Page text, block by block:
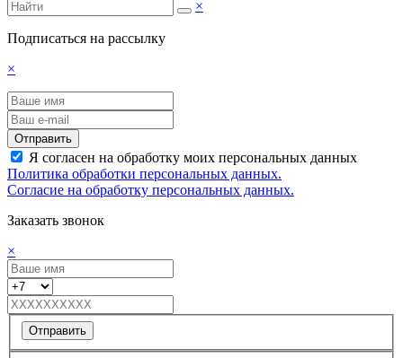
×
Подписаться на рассылку
×
Отправить
Я согласен на обработку моих персональных данных
Политика обработки персональных данных.
Согласие на обработку персональных данных.
Заказать звонок
×
Отправить